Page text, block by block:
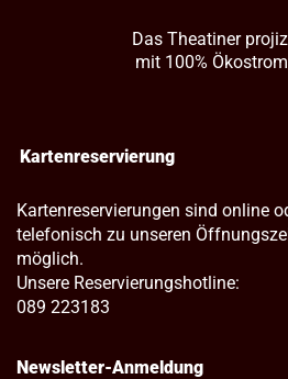
Das Theatiner
mit 100%
Kartenreservierung
Kartenreservierungen sind online
telefonisch zu unseren
möglich.
Unsere Reservierungshotline:
089 223183
Newsletter-Anmeldung